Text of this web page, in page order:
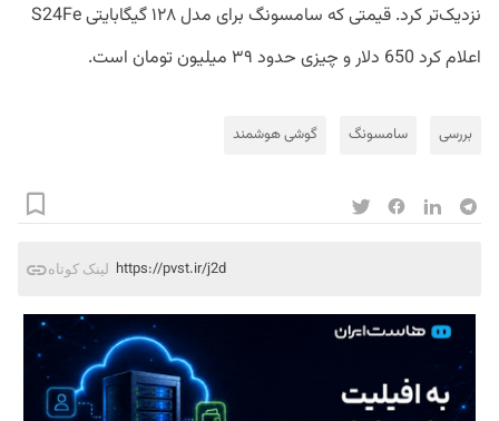
نزدیک‌تر کرد. قیمتی که سامسونگ برای مدل ۱۲۸ گیگابایتی S24Fe
اعلام کرد 650 دلار و چیزی حدود ۳۹ میلیون تومان است.
بررسی سامسونگ گوشی هوشمند
لینک کوتاه https://pvst.ir/j2d